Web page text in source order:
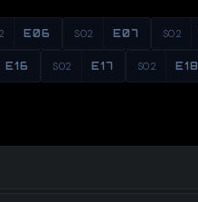
E06 S02 E07 S02
E16 S02 E17 S02 E18